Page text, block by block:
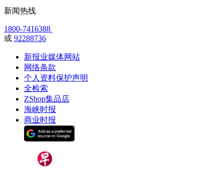
新闻热线
1800-7416388
或 92288736
新报业媒体网站
网络条款
个人资料保护声明
全检索
ZShop集品店
海峡时报
商业时报